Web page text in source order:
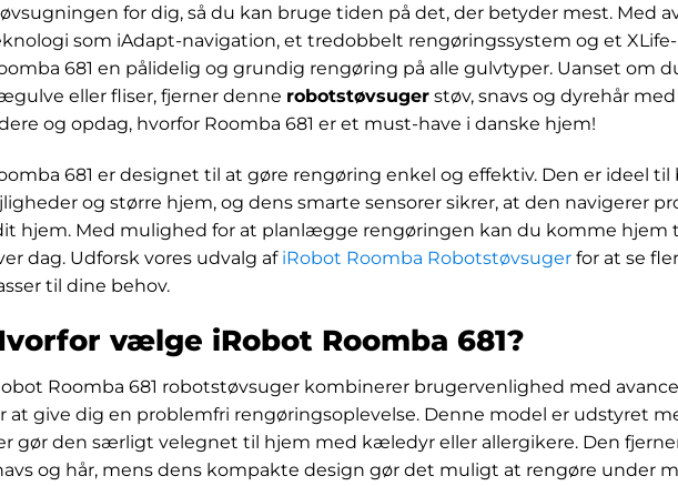
for dig, så du kan bruge tiden på det, der betyder mest. Med
som iAdapt-navigation, et tredobbelt rengøringssystem og et
681 en pålidelig og grundig rengøring på alle gulvtyper. Uanset om
eller fliser, fjerner denne robotstøvsuger støv, snavs og dyrehår
og opdag, hvorfor Roomba 681 er et must-have i danske hjem!
681 er designet til at gøre rengøring enkel og effektiv. Den er ideel til
og større hjem, og dens smarte sensorer sikrer, at den navigerer
hjem. Med mulighed for at planlægge rengøringen kan du komme hjem
dag. Udforsk vores udvalg af iRobot Roomba Robotstøvsuger for at se
til dine behov.
vælge iRobot Roomba 681?
Roomba 681 robotstøvsuger kombinerer brugervenlighed med
at give dig en problemfri rengøringsoplevelse. Denne model er udstyret
gør den særligt velegnet til hjem med kæledyr eller allergikere. Den
og hår, mens dens kompakte design gør det muligt at rengøre under